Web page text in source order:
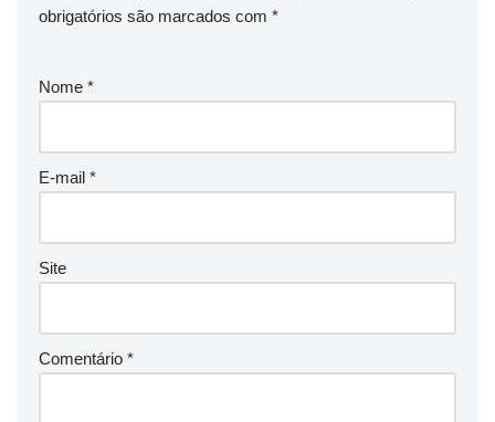
obrigatórios são marcados com *
Nome *
E-mail *
Site
Comentário *